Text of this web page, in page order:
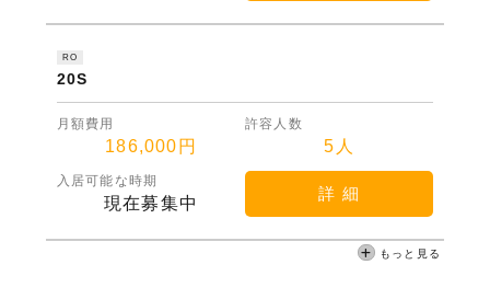
RO
20S
月額費用
186,000円
許容人数
5人
入居可能な時期
現在募集中
詳 細
もっと見る